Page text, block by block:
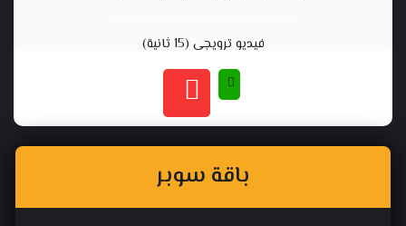
فيديو ترويجي (15 ثانية)
باقة سوبر